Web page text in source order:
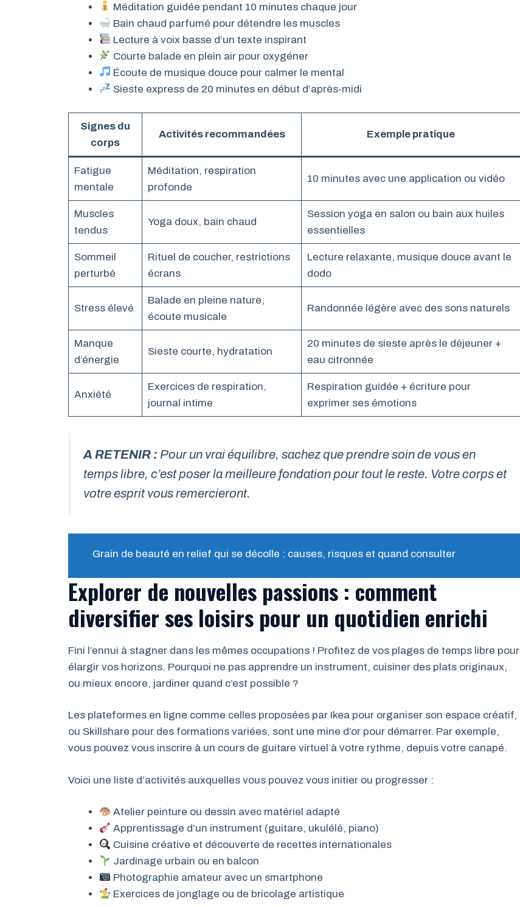
Méditation guidée pendant 10 minutes chaque jour
Bain chaud parfumé pour détendre les muscles
Lecture à voix basse d’un texte inspirant
Courte balade en plein air pour oxygéner
Écoute de musique douce pour calmer le mental
Sieste express de 20 minutes en début d’après-midi
Signes du
corps
Activités recommandées Exemple pratique
Fatigue
mentale
Méditation, respiration
profonde
10 minutes avec une application ou vidéo
Muscles
tendus
Yoga doux, bain chaud
Session yoga en salon ou bain aux huiles
essentielles
Sommeil
perturbé
Rituel de coucher, restrictions
écrans
Lecture relaxante, musique douce avant le
dodo
Stress élevé
Balade en pleine nature,
écoute musicale
Randonnée légère avec des sons naturels
Manque
d’énergie
Sieste courte, hydratation
20 minutes de sieste après le déjeuner +
eau citronnée
Anxiété
Exercices de respiration,
journal intime
Respiration guidée + écriture pour
exprimer ses émotions
A RETENIR : Pour un vrai équilibre, sachez que prendre soin de vous en
temps libre, c’est poser la meilleure fondation pour tout le reste. Votre corps et
votre esprit vous remercieront.
Grain de beauté en relief qui se décolle : causes, risques et quand consulter
Explorer de nouvelles passions : comment
diversifier ses loisirs pour un quotidien enrichi
Fini l’ennui à stagner dans les mêmes occupations ! Profitez de vos plages de temps libre pour
élargir vos horizons. Pourquoi ne pas apprendre un instrument, cuisiner des plats originaux,
ou mieux encore, jardiner quand c’est possible ?
Les plateformes en ligne comme celles proposées par Ikea pour organiser son espace créatif,
ou Skillshare pour des formations variées, sont une mine d’or pour démarrer. Par exemple,
vous pouvez vous inscrire à un cours de guitare virtuel à votre rythme, depuis votre canapé.
Voici une liste d’activités auxquelles vous pouvez vous initier ou progresser :
Atelier peinture ou dessin avec matériel adapté
Apprentissage d’un instrument (guitare, ukulélé, piano)
Cuisine créative et découverte de recettes internationales
Jardinage urbain ou en balcon
Photographie amateur avec un smartphone
Exercices de jonglage ou de bricolage artistique